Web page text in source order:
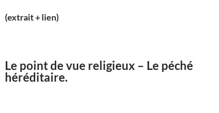
(extrait + lien)
Le point de vue religieux – Le péché
héréditaire.